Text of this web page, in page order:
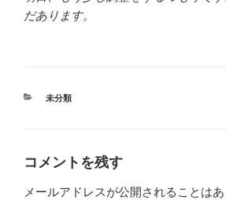
だあります。
カ
未分類
コメントを残す
メールアドレスが公開されることはあ